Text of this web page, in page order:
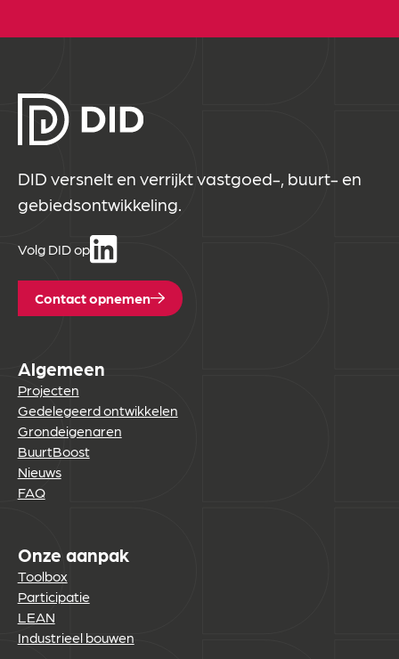
DID versnelt en verrijkt vastgoed-, buurt- en
gebiedsontwikkeling.
Volg DID op
Contact opnemen
Algemeen
Projecten
Gedelegeerd ontwikkelen
Grondeigenaren
BuurtBoost
Nieuws
FAQ
Onze aanpak
Toolbox
Participatie
LEAN
Industrieel bouwen